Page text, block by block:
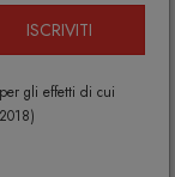
ISCRIVITI
gli effetti di cui
per
letto in
con